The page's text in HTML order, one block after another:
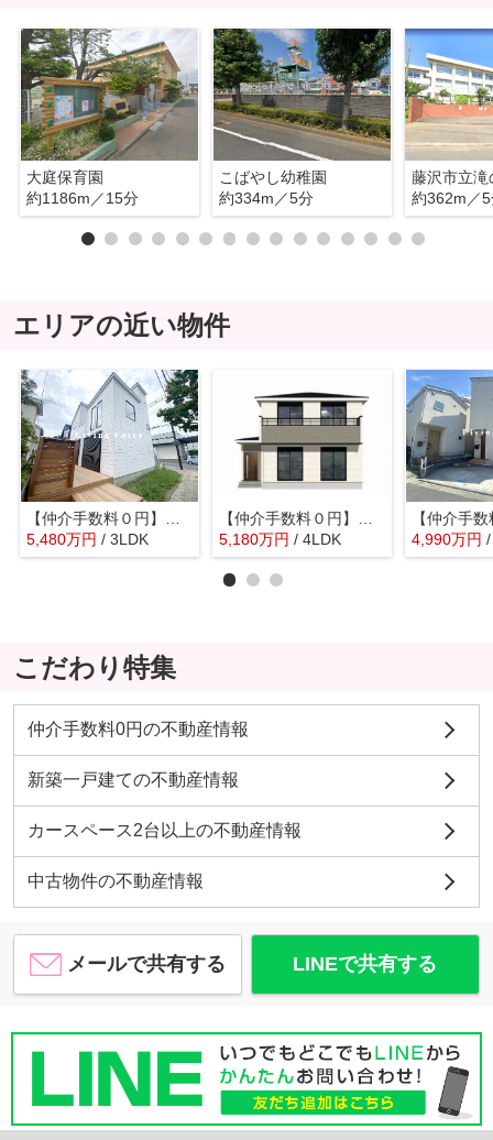
大庭保育園
約1186m／15分
こばやし幼稚園
約334m／5分
藤沢市立滝
約362m／
エリアの近い物件
【仲介手数料０円】茅ヶ崎市みずき2丁目Ⅱ 新築一戸建て
5,480万円 / 3LDK
【仲介手数料０円】茅ヶ崎33期 新築一戸建て 全2棟
5,180万円 / 4LDK 4,990万円
こだわり特集
仲介手数料0円の不動産情報
新築一戸建ての不動産情報
カースペース2台以上の不動産情報
中古物件の不動産情報
メールで共有する LINEで共有する